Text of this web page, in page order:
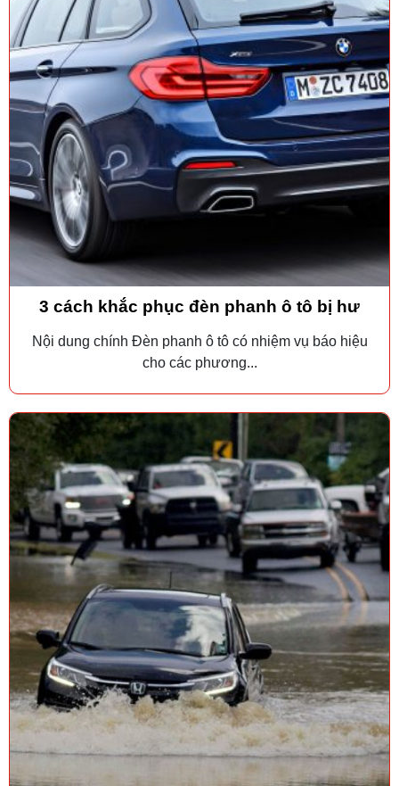
3 cách khắc phục đèn phanh ô tô bị hư
Nội dung chính Đèn phanh ô tô có nhiệm vụ báo hiệu
cho các phương...